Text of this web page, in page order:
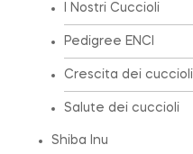
I Nostri Cuccioli
Pedigree ENCI
Crescita dei cuccioli
Salute dei cuccioli
Shiba Inu